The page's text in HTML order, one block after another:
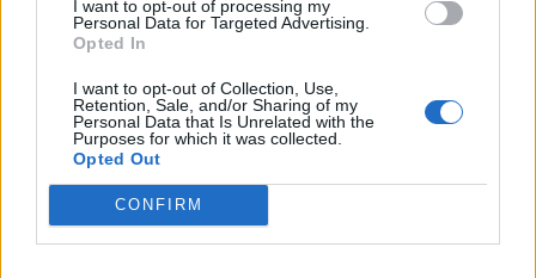
I want to opt-out of processing my
Personal Data for Targeted Advertising.
Opted In
I want to opt-out of Collection, Use,
Retention, Sale, and/or Sharing of my
Personal Data that Is Unrelated with the
Purposes for which it was collected.
Opted Out
CONFIRM
(с помощью кнопки «Редактировать» внизу поста).
6. Если ваш обмен/дарение состоялись частично,
помощью кнопки «Редактировать» внизу поста).
7. При повторной публикации своего запроса/
предложения в уже идущую акцию, самостоятельно
удаляйте предыдущее.
8. Флуд, оффтоп будут удаляться без
предупреждений. За систематические нарушения
будут вручаться карты.